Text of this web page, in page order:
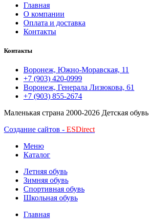
Главная
О компании
Оплата и доставка
Контакты
Контакты
Воронеж, Южно-Моравская, 11
+7 (903) 420-0999
Воронеж, Генерала Лизюкова, 61
+7 (903) 855-2674
Маленькая страна 2000-2026 Детская обувь
Создание сайтов - ESDirect
Меню
Каталог
Летняя обувь
Зимняя обувь
Спортивная обувь
Школьная обувь
Главная